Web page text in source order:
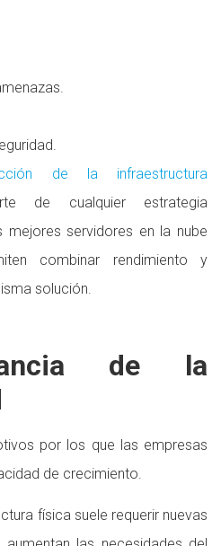
de la infraestructura
de cualquier estrategia
mejores servidores en la nube
combinar rendimiento y
solución.
de la
por los que las empresas
de crecimiento.
física suele requerir nuevas